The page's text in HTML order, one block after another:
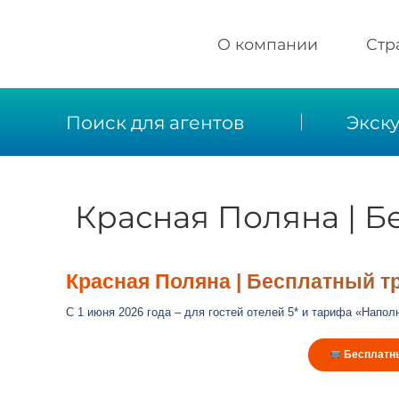
О компании
Описание компании
Новости
Контакты
Поиск для агентов
Красная Поляна |
Красная Поляна | Бесплатный
С 1 июня 2026 года – для гостей отелей 5* и тарифа